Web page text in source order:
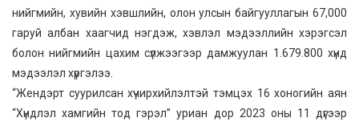
нийгмийн, хувийн хэвшлийн, олон улсын байгууллагын 67,000
гаруй албан хаагчид нэгдэж, хэвлэл мэдээллийн хэрэгсэл
болон нийгмийн цахим сүлжээгээр дамжуулан 1.679.800 хүнд
мэдээлэл хүргэлээ.
“Жендэрт суурилсан хүчирхийлэлтэй тэмцэх 16 хоногийн аян
“Хүндлэл хамгийн тод гэрэл” уриан дор 2023 оны 11 дүгээр